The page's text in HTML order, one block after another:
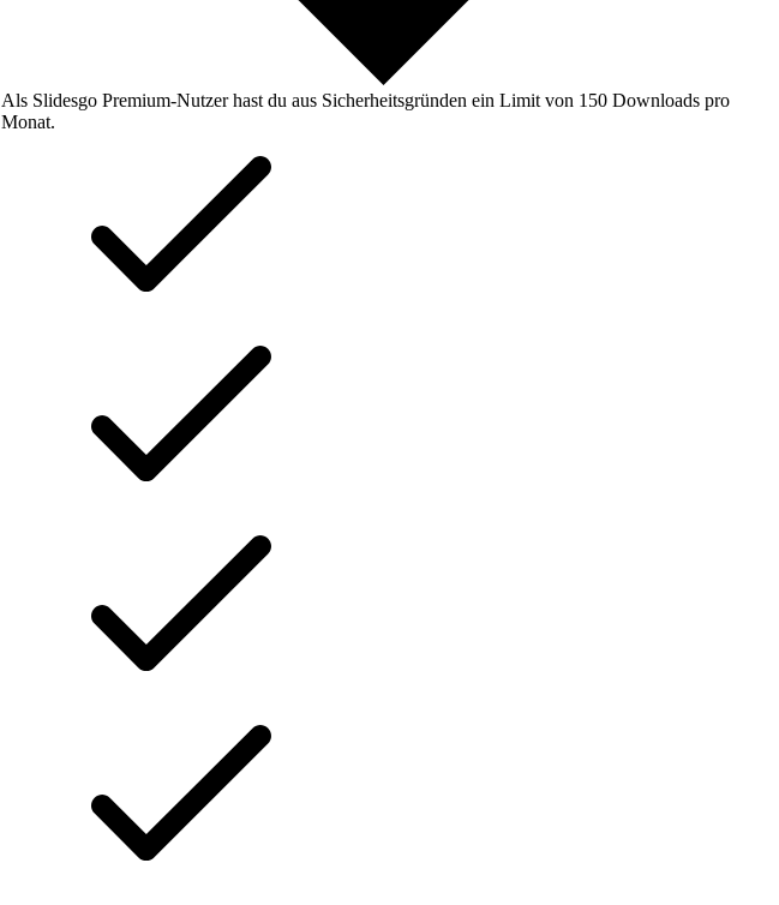
Als Slidesgo Premium-Nutzer hast du aus Sicherheitsgründen ein Limit von 150 Downloads pro
Monat.